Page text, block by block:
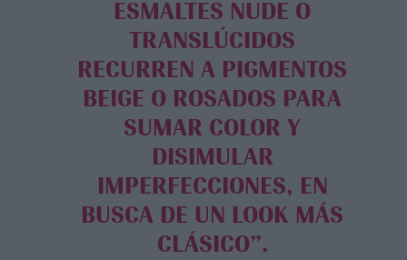
ESMALTES NUDE O
TRANSLÚCIDOS
RECURREN A PIGMENTOS
BEIGE O ROSADOS PARA
SUMAR COLOR Y
DISIMULAR
IMPERFECCIONES, EN
BUSCA DE UN LOOK MÁS
CLÁSICO”.